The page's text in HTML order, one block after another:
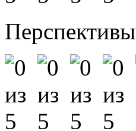
Перспективы